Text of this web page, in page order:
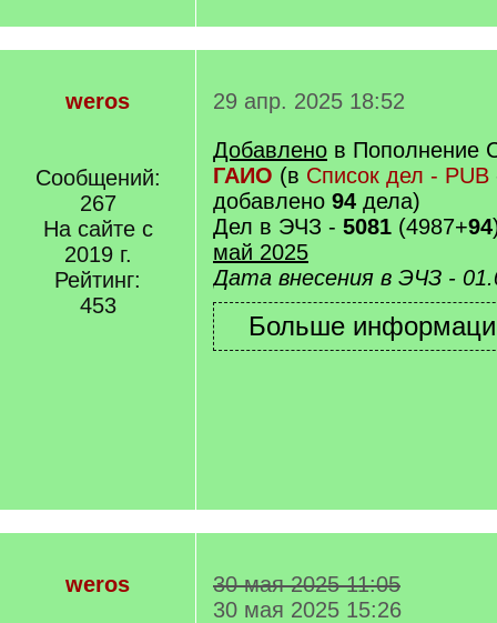
weros
Сообщений:
267
На сайте с
2019 г.
Рейтинг:
453
29 апр. 2025 18:52
Добавлено в Пополнение
ГАИО (в Список дел - PUB
добавлено 94 дела)
Дел в ЭЧЗ - 5081 (4987+94
май 2025
Дата внесения в ЭЧЗ -
weros
30 мая 2025 11:05
30 мая 2025 15:26